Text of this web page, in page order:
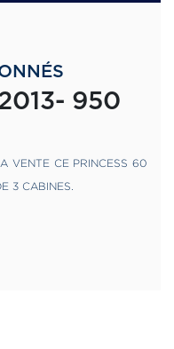
950
VENTE CE PRINCESS 60
3 CABINES.